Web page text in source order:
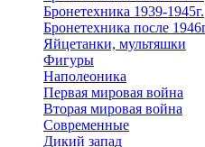
Бронетехника 1939-1945г.
Бронетехника после
Яйцетанки, мультяшки
Фигуры
Наполеоника
Первая мировая война
Вторая мировая война
Современные
Дикий запад